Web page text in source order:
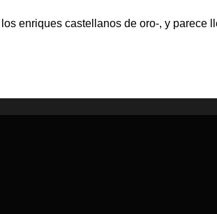
enriques castellanos de oro-, y parece